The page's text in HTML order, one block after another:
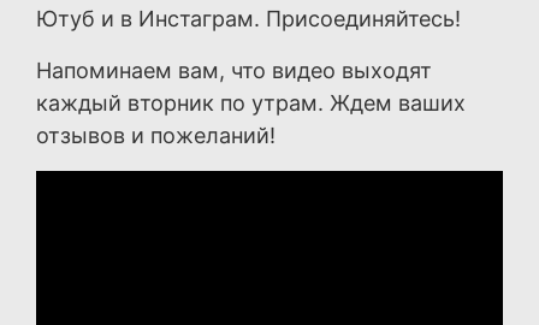
Ютуб и в Инстаграм. Присоединяйтесь!
Напоминаем вам, что видео выходят
каждый вторник по утрам. Ждем ваших
отзывов и пожеланий!